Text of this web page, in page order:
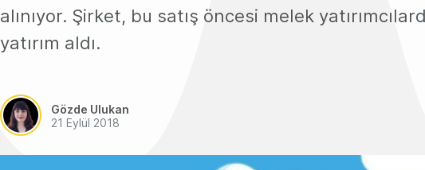
alınıyor. Şirket, bu satış öncesi melek
yatırım aldı.
Gözde Ulukan
21 Eylül 2018